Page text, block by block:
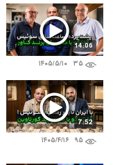
۳۵ ۱۴۰۵/۵/۱۰
14:06
۹۵ ۱۴۰۵/۴/۱۶
7:52